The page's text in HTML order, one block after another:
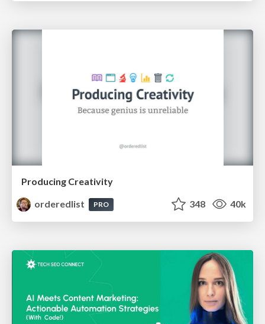
Producing Creativity
orderedlist
PRO 348 40k